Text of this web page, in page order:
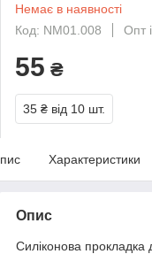
Немає в наявності
Код: NM01.008
Опт
55 ₴
35 ₴ від 10 шт.
Характеристики
Опис
Силіконова прокладка